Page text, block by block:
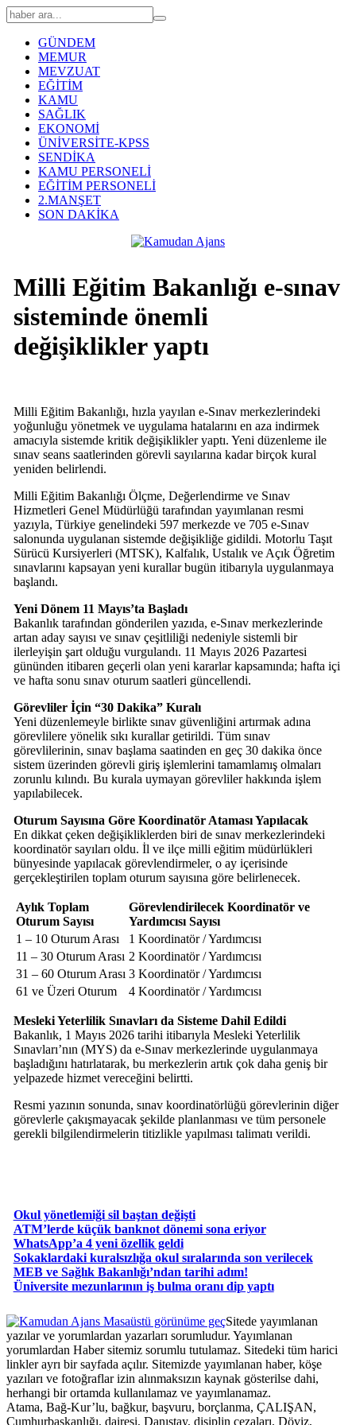
GÜNDEM
MEMUR
MEVZUAT
EĞİTİM
KAMU
SAĞLIK
EKONOMİ
ÜNİVERSİTE-KPSS
SENDİKA
KAMU PERSONELİ
EĞİTİM PERSONELİ
2.MANŞET
SON DAKİKA
Milli Eğitim Bakanlığı e-sınav
sisteminde önemli
değişiklikler yaptı
Milli Eğitim Bakanlığı, hızla yayılan e-Sınav merkezlerindeki
yoğunluğu yönetmek ve uygulama hatalarını en aza indirmek
amacıyla sistemde kritik değişiklikler yaptı. Yeni düzenleme ile
sınav seans saatlerinden görevli sayılarına kadar birçok kural
yeniden belirlendi.
Milli Eğitim Bakanlığı Ölçme, Değerlendirme ve Sınav
Hizmetleri Genel Müdürlüğü tarafından yayımlanan resmi
yazıyla, Türkiye genelindeki 597 merkezde ve 705 e-Sınav
salonunda uygulanan sistemde değişikliğe gidildi. Motorlu Taşıt
Sürücü Kursiyerleri (MTSK), Kalfalık, Ustalık ve Açık Öğretim
sınavlarını kapsayan yeni kurallar bugün itibarıyla uygulanmaya
başlandı.
Yeni Dönem 11 Mayıs’ta Başladı
Bakanlık tarafından gönderilen yazıda, e-Sınav merkezlerinde
artan aday sayısı ve sınav çeşitliliği nedeniyle sistemli bir
ilerleyişin şart olduğu vurgulandı. 11 Mayıs 2026 Pazartesi
gününden itibaren geçerli olan yeni kararlar kapsamında; hafta içi
ve hafta sonu sınav oturum saatleri güncellendi.
Görevliler İçin “30 Dakika” Kuralı
Yeni düzenlemeyle birlikte sınav güvenliğini artırmak adına
görevlilere yönelik sıkı kurallar getirildi. Tüm sınav
görevlilerinin, sınav başlama saatinden en geç 30 dakika önce
sistem üzerinden görevli giriş işlemlerini tamamlamış olmaları
zorunlu kılındı. Bu kurala uymayan görevliler hakkında işlem
yapılabilecek.
Oturum Sayısına Göre Koordinatör Ataması Yapılacak
En dikkat çeken değişikliklerden biri de sınav merkezlerindeki
koordinatör sayıları oldu. İl ve ilçe milli eğitim müdürlükleri
bünyesinde yapılacak görevlendirmeler, o ay içerisinde
gerçekleştirilen toplam oturum sayısına göre belirlenecek.
Aylık Toplam
Oturum Sayısı
Görevlendirilecek Koordinatör ve
Yardımcısı Sayısı
1 – 10 Oturum Arası
1 Koordinatör / Yardımcısı
11 – 30 Oturum Arası 2 Koordinatör / Yardımcısı
31 – 60 Oturum Arası 3 Koordinatör / Yardımcısı
61 ve Üzeri Oturum
4 Koordinatör / Yardımcısı
Mesleki Yeterlilik Sınavları da Sisteme Dahil Edildi
Bakanlık, 1 Mayıs 2026 tarihi itibarıyla Mesleki Yeterlilik
Sınavları’nın (MYS) da e-Sınav merkezlerinde uygulanmaya
başladığını hatırlatarak, bu merkezlerin artık çok daha geniş bir
yelpazede hizmet vereceğini belirtti.
Resmi yazının sonunda, sınav koordinatörlüğü görevlerinin diğer
görevlerle çakışmayacak şekilde planlanması ve tüm personele
gerekli bilgilendirmelerin titizlikle yapılması talimatı verildi.
Okul yönetlemiği sil baştan değişti
ATM’lerde küçük banknot dönemi sona eriyor
WhatsApp’a 4 yeni özellik geldi
Sokaklardaki kuralsızlığa okul sıralarında son verilecek
MEB ve Sağlık Bakanlığı’ndan tarihi adım!
Üniversite mezunlarının iş bulma oranı dip yaptı
Masaüstü görünüme geçSitede yayımlanan
yazılar ve yorumlardan yazarları sorumludur. Yayımlanan
yorumlardan Haber sitemiz sorumlu tutulamaz. Sitedeki tüm harici
linkler ayrı bir sayfada açılır. Sitemizde yayımlanan haber, köşe
yazıları ve fotoğraflar izin alınmaksızın kaynak gösterilse dahi,
herhangi bir ortamda kullanılamaz ve yayımlanamaz.
Atama, Bağ-Kur’lu, bağkur, başvuru, borçlanma, ÇALIŞAN,
Cumhurbaşkanlığı, dairesi, Danıştay, disiplin cezaları, Döviz,